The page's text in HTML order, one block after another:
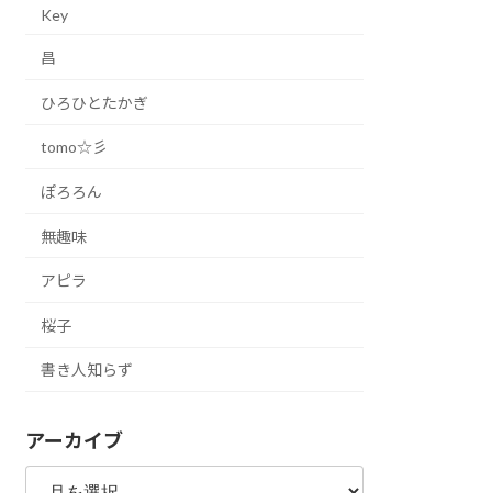
Key
昌
ひろひとたかぎ
tomo☆彡
ぽろろん
無趣味
アピラ
桜子
書き人知らず
アーカイブ
ア